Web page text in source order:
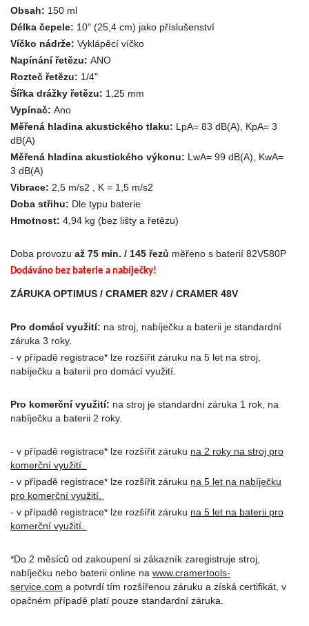
Obsah: 150 ml
Délka čepele: 10" (25,4 cm) jako příslušenství
Víčko nádrže: Vyklápěcí víčko
Napínání řetězu: ANO
Rozteč řetězu: 1/4"
Šířka drážky řetězu: 1,25 mm
Vypínač: Ano
Měřená hladina akustického tlaku: LpA= 83 dB(A), KpA= 3
dB(A)
Měřená hladina akustického výkonu: LwA= 99 dB(A), KwA=
3 dB(A)
Vibrace: 2,5 m/s2 , K = 1,5 m/s2
Doba střihu: Dle typu baterie
Hmotnost: 4,94 kg (bez lišty a řetězu)
Doba provozu až 75 min. / 145 řezů měřeno s baterií 82V580P
Dodáváno bez baterie a nabíječky!
ZÁRUKA OPTIMUS / CRAMER 82V / CRAMER 48V
Pro domácí využití: na stroj, nabíječku a baterii je standardní
záruka 3 roky.
- v případě registrace* lze rozšířit záruku na 5 let na stroj,
nabíječku a baterii pro domácí využití.
Pro komerční využití: na stroj je standardní záruka 1 rok, na
nabíječku a baterii 2 roky.
- v případě registrace* lze rozšířit záruku na 2 roky na stroj pro
komerční využití.
- v případě registrace* lze rozšířit záruku na 5 let na nabíječku
pro komerční využití.
- v případě registrace* lze rozšířit záruku na 5 let na baterii pro
komerční využití.
*Do 2 měsíců od zakoupení si zákazník zaregistruje stroj,
nabíječku nebo baterii online na www.cramertools-
service.com a potvrdí tím rozšířenou záruku a získá certifikát, v
opačném případě platí pouze standardní záruka.